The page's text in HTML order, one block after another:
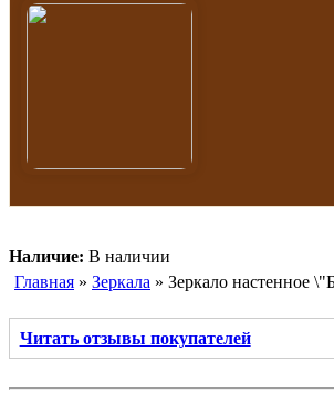
Наличие: В наличии
Главная » Зеркала » Зеркало настенное
Читать отзывы покупателей